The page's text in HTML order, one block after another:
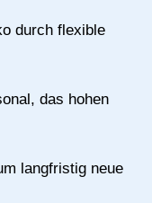
durch flexible
das hohen
langfristig neue